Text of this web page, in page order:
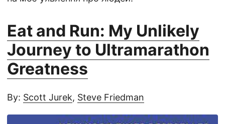
Eat and Run: My Unlikely
Journey to Ultramarathon
Greatness
By: Scott Jurek, Steve Friedman